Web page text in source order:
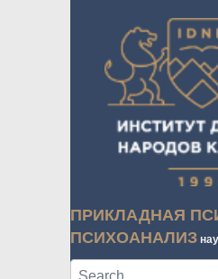
ПРИКЛАДНАЯ
ПСИХОАНАЛИЗ
Search